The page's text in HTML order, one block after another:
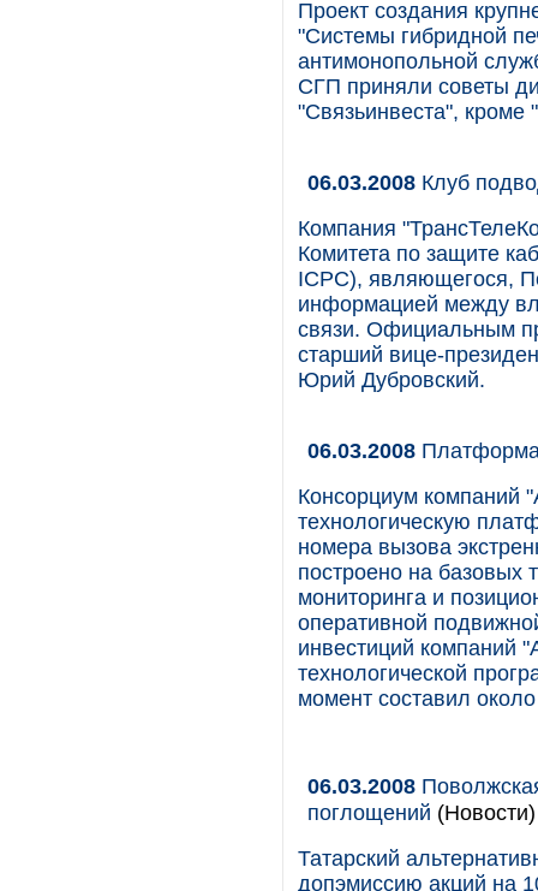
Проект создания
"Системы гибридной
антимонопольной
СГП приняли советы
"Связьинвеста", кроме
06.03.2008 Клуб
Компания
Комитета по защите
ICPC), являющегося,
информацией между
связи. Официальным
старший вице-
Юрий Дубровский.
06.03.2008
Консорциум компаний
технологическую
номера вызова
построено на базовых
мониторинга и
оперативной
инвестиций компаний
технологической
момент составил
06.03.2008
поглощений (Новости)
Татарский
допэмиссию акций на